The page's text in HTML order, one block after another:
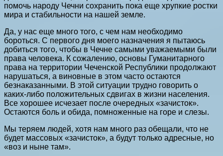
помочь народу Чечни сохранить пока еще хрупкие ростки
мира и стабильности на нашей земле.
Да, у нас еще много того, с чем нам необходимо
бороться. С первого дня моего назначения я пытаюсь
добиться того, чтобы в Чечне самыми уважаемыми были
права человека. К сожалению, основы Гуманитарного
права на территории Чеченской Республики продолжают
нарушаться, а виновные в этом часто остаются
безнаказанными. В этой ситуации трудно говорить о
каких-либо положительных сдвигах в жизни населения.
Все хорошее исчезает после очередных «зачисток».
Остаются боль и обида, помноженные на горе и слезы.
Мы теряем людей, хотя нам много раз обещали, что не
будет массовых «зачисток», а будут только адресные, но
«воз и ныне там».